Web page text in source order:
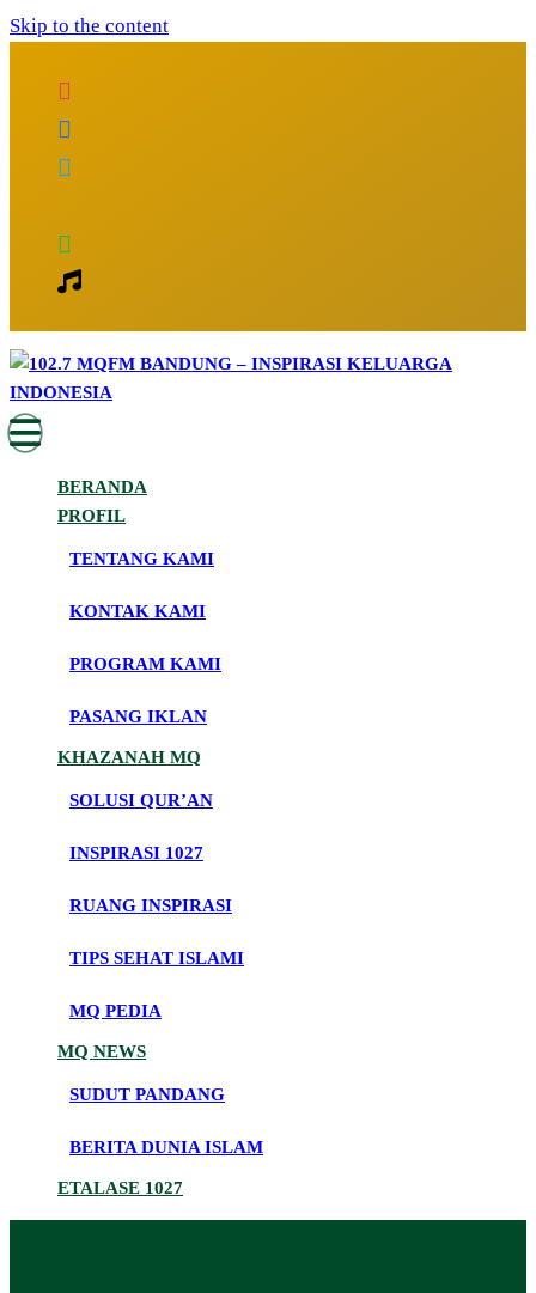
Skip to the content
102.7 MQFM Bandung – Inspirasi
Keluarga Indonesia
Inspirasi Keluarga Indonesia
BERANDA
PROFIL
TENTANG KAMI
KONTAK KAMI
PROGRAM KAMI
PASANG IKLAN
KHAZANAH MQ
SOLUSI QUR’AN
INSPIRASI 1027
RUANG INSPIRASI
TIPS SEHAT ISLAMI
MQ PEDIA
MQ NEWS
SUDUT PANDANG
BERITA DUNIA ISLAM
ETALASE 1027